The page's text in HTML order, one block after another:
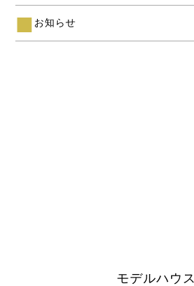
お知らせ
モデルハウス